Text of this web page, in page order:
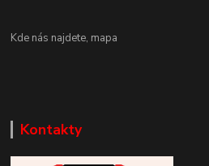
Kde nás najdete, mapa
Kontakty